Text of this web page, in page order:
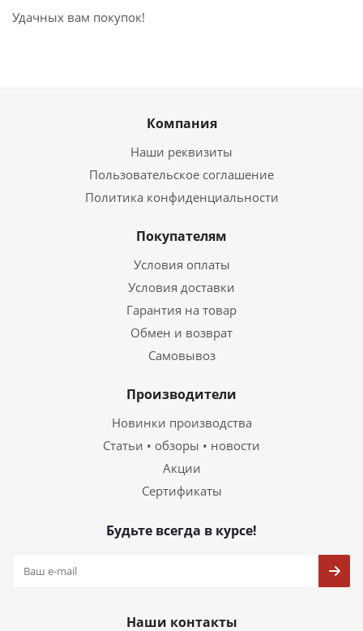
Удачных вам покупок!
Компания
Наши реквизиты
Пользовательское соглашение
Политика конфиденциальности
Покупателям
Условия оплаты
Условия доставки
Гарантия на товар
Обмен и возврат
Самовывоз
Производители
Новинки производства
Статьи • обзоры • новости
Акции
Сертификаты
Будьте всегда в курсе!
Наши контакты